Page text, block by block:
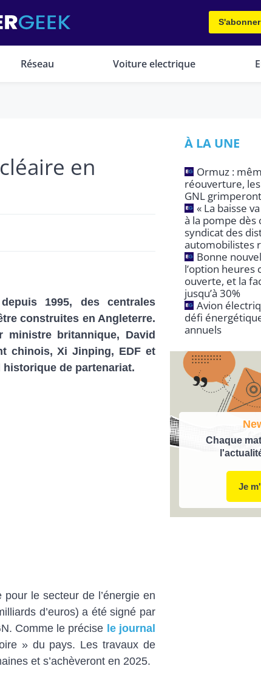
S'abonner
Réseau Voiture electrique
en
1995, des centrales
construites en Angleterre.
ministre britannique, David
chinois, Xi Jinping, EDF et
de partenariat.
le secteur de l’énergie en
d’euros) a été signé par
Comme le précise le journal
» du pays. Les travaux de
et s’achèveront en 2025.
À LA UNE
Ormuz :
réouverture,
GNL grimperont
« La baisse
à la pompe dès
syndicat des
automobilistes
Bonne
l’option heures
ouverte, et la
jusqu’à 30%
Avion
défi
annuels
Chaque
Je